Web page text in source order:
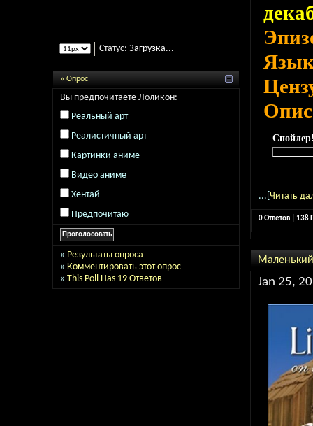
Статус: Загрузка...
» Опрос
Вы предпочитаете Лоликон:
Реальный арт
Реалистичный арт
Картинки аниме
Видео аниме
Хентай
Предпочитаю
» Результаты опроса
» Комментировать этот опрос
» This Poll Has 19 Ответов
...[ Читать
0 Ответов | 138
Jan 25,